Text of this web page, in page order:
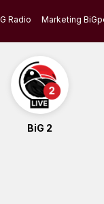
Radio Marketing
BiG 2